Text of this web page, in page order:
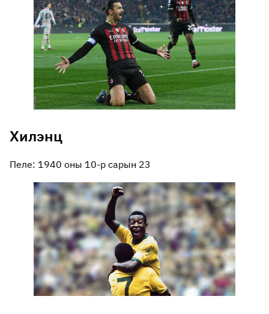
Хилэнц
Пеле: 1940 оны 10-р сарын 23